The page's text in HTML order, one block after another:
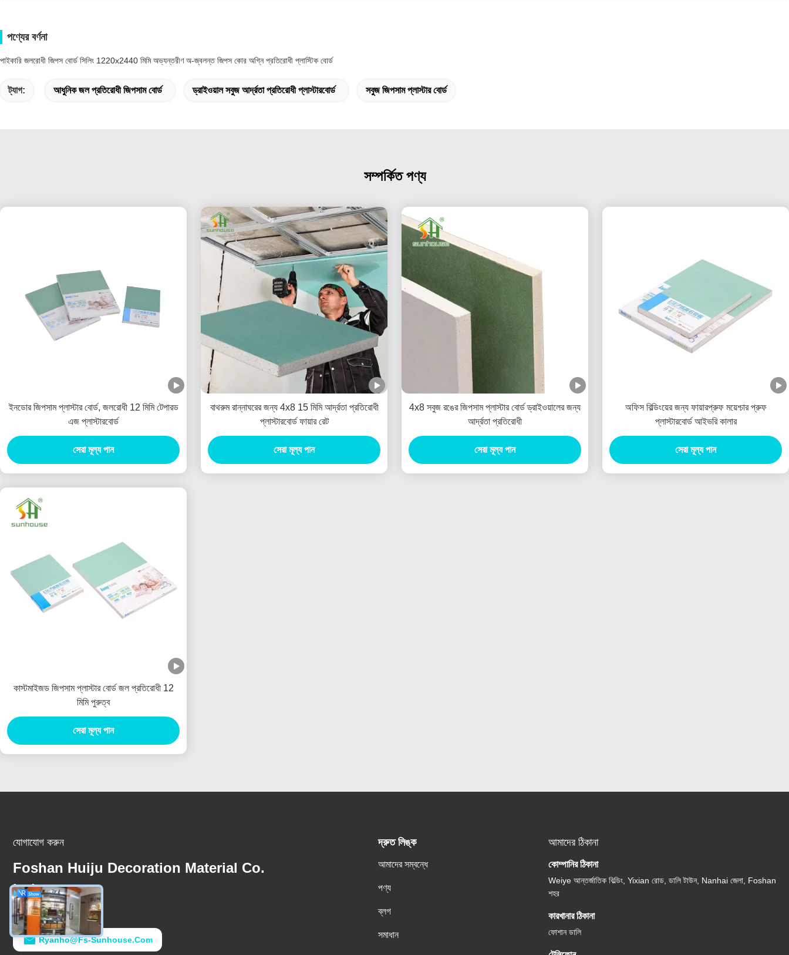
পণ্যের বর্ণনা
পাইকারি জলরোধী জিপস বোর্ড সিলিং 1220x2440 মিমি অভ্যন্তরীণ অ-জ্বলন্ত জিপস কোর অগ্নি প্রতিরোধী প্লাস্টিক বোর্ড
ট্যাগ: আধুনিক জল প্রতিরোধী জিপসাম বোর্ড ড্রাইওয়াল সবুজ আর্দ্রতা প্রতিরোধী প্লাস্টারবোর্ড সবুজ জিপসাম প্লাস্টার বোর্ড
সম্পর্কিত পণ্য
ইনডোর জিপসাম প্লাস্টার বোর্ড, জলরোধী 12 মিমি টেপারড
এজ প্লাস্টারবোর্ড
সেরা মূল্য পান
বাথরুম রান্নাঘরের জন্য 4x8 15 মিমি আর্দ্রতা প্রতিরোধী
প্লাস্টারবোর্ড ফায়ার রেট
সেরা মূল্য পান
4x8 সবুজ রঙের জিপসাম প্লাস্টার বোর্ড ড্রাইওয়ালের জন্য
আর্দ্রতা প্রতিরোধী
সেরা মূল্য পান
অফিস বিল্ডিংয়ের জন্য ফায়ারপ্রুফ ময়েশ্চার প্রুফ
প্লাস্টারবোর্ড আইভরি কালার
সেরা মূল্য পান
কাস্টমাইজড জিপসাম প্লাস্টার বোর্ড জল প্রতিরোধী 12
মিমি পুরুত্ব
সেরা মূল্য পান
যোগাযোগ করুন
Foshan Huiju Decoration Material Co.
Ltd.
ই-মেইল
Ryanho@fs-Sunhouse.com
দ্রুত লিঙ্ক
আমাদের সম্বন্ধে
পণ্য
ব্লগ
সমাধান
আমাদের ঠিকানা
কোম্পানির ঠিকানা
Weiye আন্তর্জাতিক বিল্ডিং, Yixian রোড, ডালি টাউন, Nanhai জেলা, Foshan
শহর
কারখানার ঠিকানা
ফোশান ডালি